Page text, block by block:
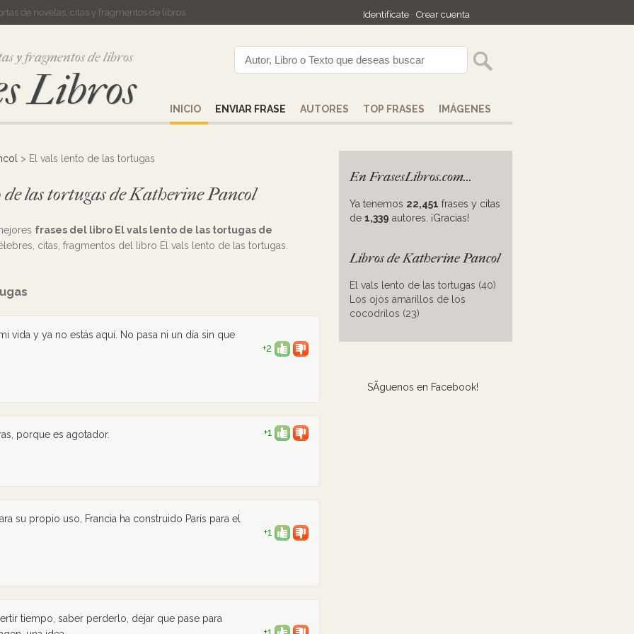
Identifícate Crear cuenta
de novelas, citas y fragmentos de libros
y fragmentos de libros
Libros INICIO ENVIAR FRASE AUTORES TOP FRASES IMÁGENES
> El vals lento de las tortugas
las tortugas de Katherine Pancol
frases del libro El vals lento de las tortugas de
citas, fragmentos del libro El vals lento de las tortugas.
vida y ya no estás aquí. No pasa ni un día sin que
+2
porque es agotador. +1
su propio uso, Francia ha construido París para el
+1
tiempo, saber perderlo, dejar que pase para
En FrasesLibros.com...
Ya tenemos 22,451 frases y citas
de 1,339 autores. ¡Gracias!
Libros de Katherine Pancol
El vals lento de las tortugas (40)
Los ojos amarillos de los
cocodrilos (23)
SÃ­guenos en Facebook!